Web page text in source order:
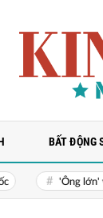
BẤT ĐỘNG
lớn' vật liệu xây